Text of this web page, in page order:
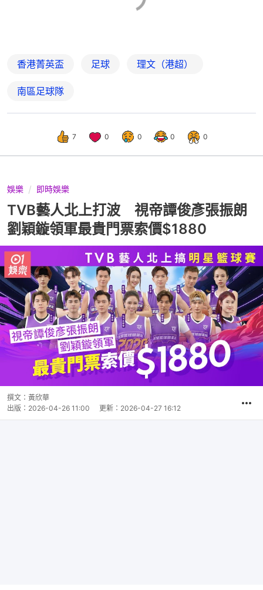
香港菁英盃 足球 理文（港超）
南區足球隊
7 0 0 0 0
娛樂 即時娛樂
TVB藝人北上打波 視帝譚俊彥張振朗
劉穎鏇領軍最貴門票索價$1880
撰文： 黃欣華
出版： 2026-04-26 11:00 更新： 2026-04-27 16:12